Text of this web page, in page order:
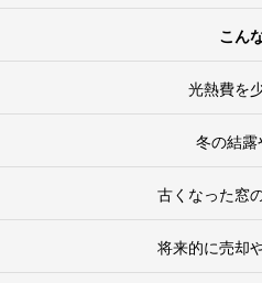
こん
光熱費を
冬の結
古くなった窓
将来的に売却